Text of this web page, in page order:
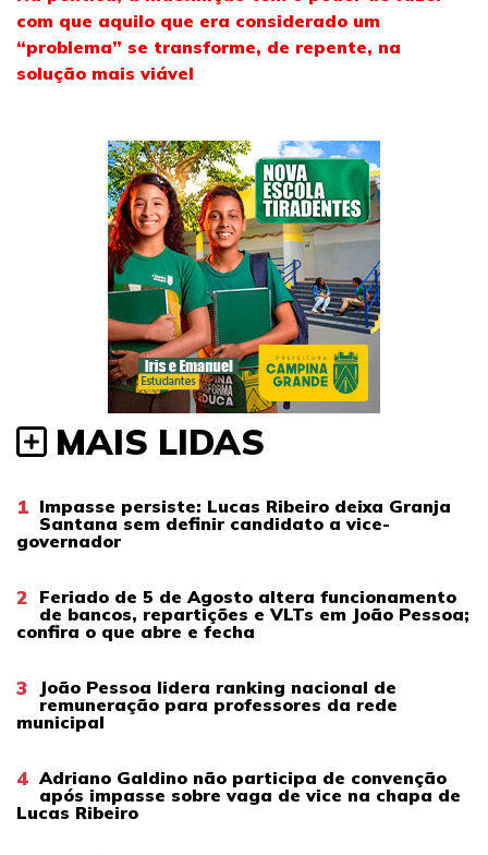
com que aquilo que era considerado um
“problema” se transforme, de repente, na
solução mais viável
MAIS LIDAS
1 Impasse persiste: Lucas Ribeiro deixa Granja
Santana sem definir candidato a vice-
governador
2 Feriado de 5 de Agosto altera funcionamento
de bancos, repartições e VLTs em João Pessoa;
confira o que abre e fecha
3
João Pessoa lidera ranking nacional de
remuneração para professores da rede
municipal
4 Adriano Galdino não participa de convenção
após impasse sobre vaga de vice na chapa de
Lucas Ribeiro